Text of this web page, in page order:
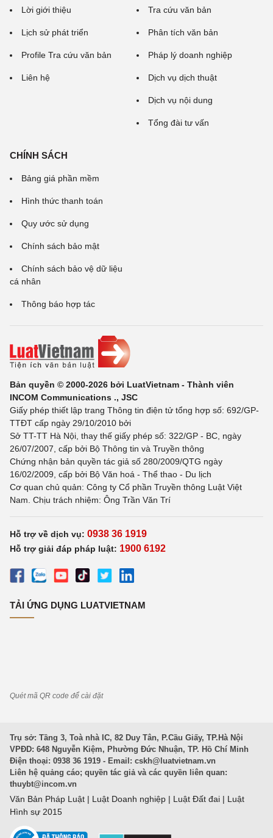
Lời giới thiệu
Lịch sử phát triển
Profile Tra cứu văn bản
Liên hệ
Tra cứu văn bản
Phân tích văn bản
Pháp lý doanh nghiệp
Dịch vụ dịch thuật
Dịch vụ nội dung
Tổng đài tư vấn
CHÍNH SÁCH
Bảng giá phần mềm
Hình thức thanh toán
Quy ước sử dụng
Chính sách bảo mật
Chính sách bảo vệ dữ liệu
cá nhân
Thông báo hợp tác
Bản quyền © 2000-2026 bởi LuatVietnam - Thành viên
INCOM Communications ., JSC
Giấy phép thiết lập trang Thông tin điện tử tổng hợp số: 692/GP-
TTĐT cấp ngày 29/10/2010 bởi
Sở TT-TT Hà Nội, thay thế giấy phép số: 322/GP - BC, ngày
26/07/2007, cấp bởi Bộ Thông tin và Truyền thông
Chứng nhận bản quyền tác giả số 280/2009/QTG ngày
16/02/2009, cấp bởi Bộ Văn hoá - Thể thao - Du lịch
Cơ quan chủ quản: Công ty Cổ phần Truyền thông Luật Việt
Nam. Chịu trách nhiệm: Ông Trần Văn Trí
Hỗ trợ về dịch vụ: 0938 36 1919
Hỗ trợ giải đáp pháp luật: 1900 6192
TẢI ỨNG DỤNG LUATVIETNAM
Quét mã QR code để cài đặt
Trụ sở: Tầng 3, Toà nhà IC, 82 Duy Tân, P.Cầu Giấy, TP.Hà Nội
VPĐD: 648 Nguyễn Kiệm, Phường Đức Nhuận, TP. Hồ Chí Minh
Điện thoại: 0938 36 1919 - Email: cskh@luatvietnam.vn
Liên hệ quảng cáo; quyền tác giả và các quyền liên quan:
thuybt@incom.vn
Văn Bản Pháp Luật | Luật Doanh nghiệp | Luật Đất đai | Luật
Hình sự 2015